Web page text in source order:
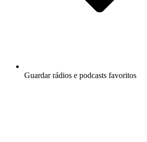
Guardar rádios e podcasts favoritos